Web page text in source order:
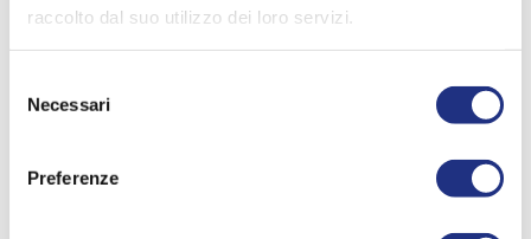
raccolto dal suo utilizzo dei loro servizi.
delNecessari
Preferenze